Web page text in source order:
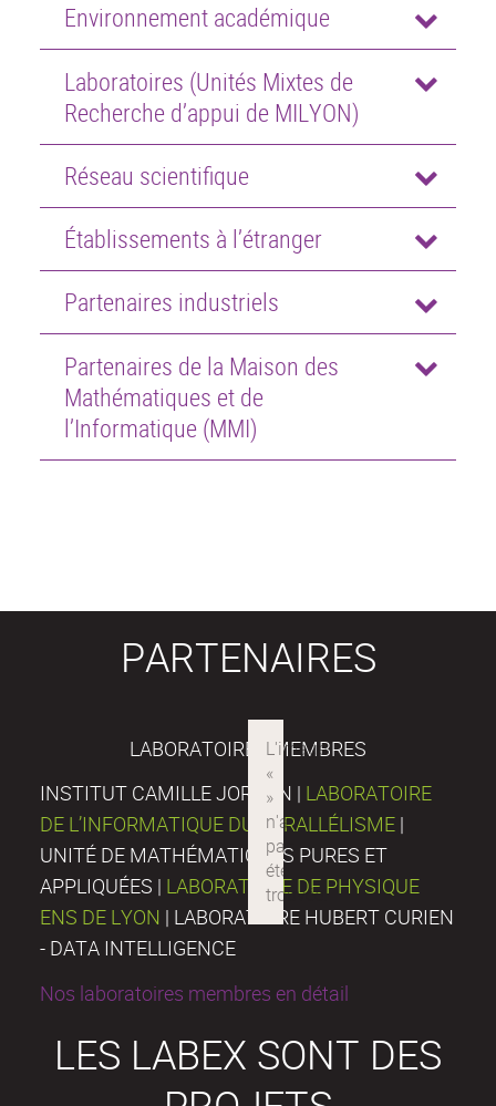
Environnement académique
Laboratoires (Unités Mixtes de
Recherche d’appui de MILYON)
Réseau scientifique
Établissements à l’étranger
Partenaires industriels
Partenaires de la Maison des
Mathématiques et de
l’Informatique (MMI)
PARTENAIRES
LABORATOIRES MEMBRES
INSTITUT CAMILLE JORDAN | LABORATOIRE
DE L’INFORMATIQUE DU PARALLÉLISME |
UNITÉ DE MATHÉMATIQUES PURES ET
APPLIQUÉES | LABORATOIRE DE PHYSIQUE
ENS DE LYON | LABORATOIRE HUBERT CURIEN
- DATA INTELLIGENCE
Nos laboratoires membres en détail
LES LABEX SONT DES